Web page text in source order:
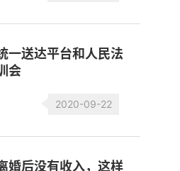
一送达平台和人民法
会
2020-09-22
婚后没有收入，这样